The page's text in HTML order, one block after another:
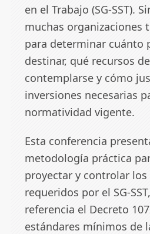
en el Trabajo (SG-SST).
muchas organizaciones
para determinar cuánto
destinar, qué recursos
contemplarse y cómo
inversiones necesarias
normatividad vigente.
Esta conferencia
metodología práctica
proyectar y controlar los
requeridos por el SG-
referencia el Decreto
estándares mínimos de